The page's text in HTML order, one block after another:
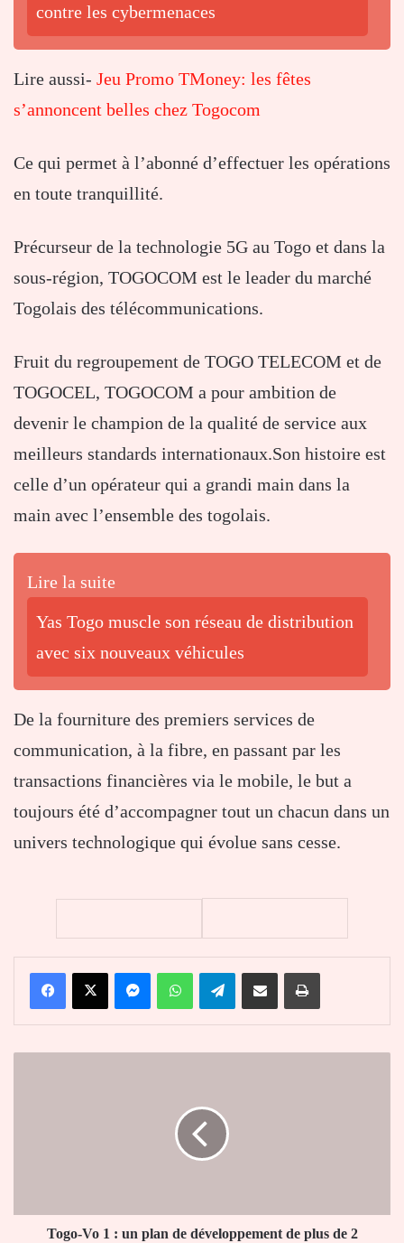
contre les cybermenaces
Lire aussi- Jeu Promo TMoney: les fêtes
s’annoncent belles chez Togocom
Ce qui permet à l’abonné d’effectuer les opérations
en toute tranquillité.
Précurseur de la technologie 5G au Togo et dans la
sous-région, TOGOCOM est le leader du marché
Togolais des télécommunications.
Fruit du regroupement de TOGO TELECOM et de
TOGOCEL, TOGOCOM a pour ambition de
devenir le champion de la qualité de service aux
meilleurs standards internationaux.Son histoire est
celle d’un opérateur qui a grandi main dans la
main avec l’ensemble des togolais.
Lire la suite
Yas Togo muscle son réseau de distribution
avec six nouveaux véhicules
De la fourniture des premiers services de
communication, à la fibre, en passant par les
transactions financières via le mobile, le but a
toujours été d’accompagner tout un chacun dans un
univers technologique qui évolue sans cesse.
FacebookX MessengerWhatsAppTelegramPartager par email Imprimer
de
Togo-Vo 1 : un plan de développement de plus de 2